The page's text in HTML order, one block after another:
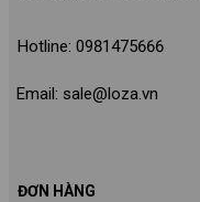
Hotline: 0981475666
Email: sale@loza.vn
ĐƠN HÀNG